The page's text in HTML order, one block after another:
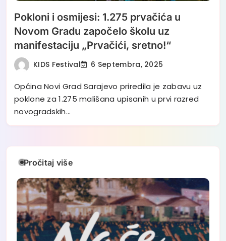
Pokloni i osmijesi: 1.275 prvačića u
Novom Gradu započelo školu uz
manifestaciju „Prvačići, sretno!“
KIDS Festival 6 Septembra, 2025
Općina Novi Grad Sarajevo priredila je zabavu uz
poklone za 1.275 mališana upisanih u prvi razred
novogradskih…
Pročitaj više